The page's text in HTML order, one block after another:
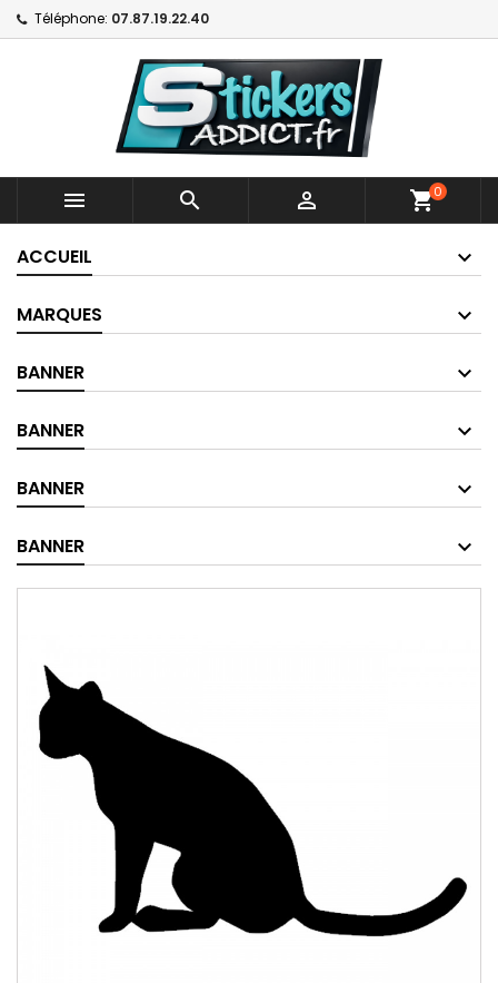
Téléphone: 07.87.19.22.40
   shopping_cart0
ACCUEIL
MARQUES
BANNER
BANNER
BANNER
BANNER